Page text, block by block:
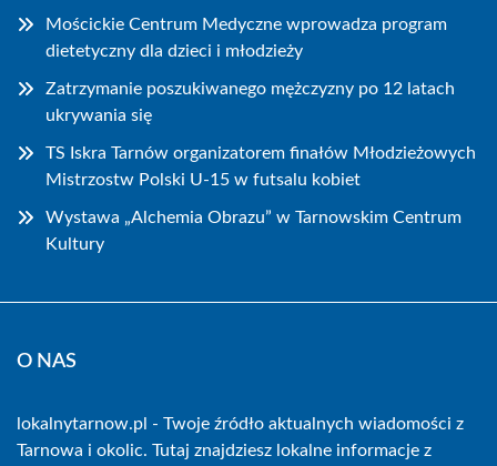
Mościckie Centrum Medyczne wprowadza program
dietetyczny dla dzieci i młodzieży
Zatrzymanie poszukiwanego mężczyzny po 12 latach
ukrywania się
TS Iskra Tarnów organizatorem finałów Młodzieżowych
Mistrzostw Polski U-15 w futsalu kobiet
Wystawa „Alchemia Obrazu” w Tarnowskim Centrum
Kultury
O NAS
lokalnytarnow.pl - Twoje źródło aktualnych wiadomości z
Tarnowa i okolic. Tutaj znajdziesz lokalne informacje z